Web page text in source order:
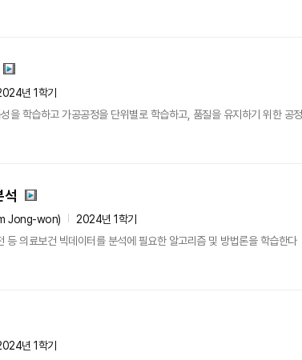
년 1학기
을 학습하고 가공공정을 단위별로 학습하고, 품질을 유지하기 위한 공
석
Jong-won)
2024년 1학기
등 의료보건 빅데이터를 분석에 필요한 알고리즘 및 방법론을 학습한다
년 1학기